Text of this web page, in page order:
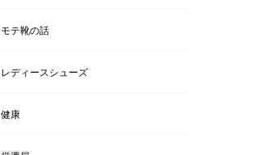
モテ靴の話
レディースシューズ
健康